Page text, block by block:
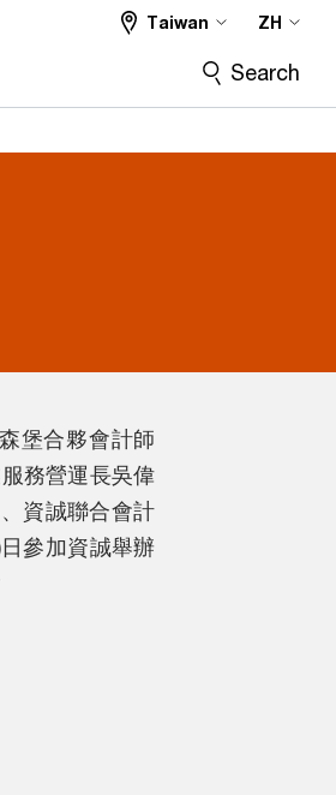
Taiwan ZH
Search
堡合夥會計師
務營運長吳偉
資誠聯合會計
參加資誠舉辦